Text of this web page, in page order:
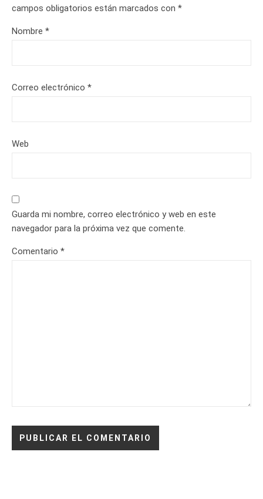
campos obligatorios están marcados con *
Nombre *
Correo electrónico *
Web
Guarda mi nombre, correo electrónico y web en este
navegador para la próxima vez que comente.
Comentario *